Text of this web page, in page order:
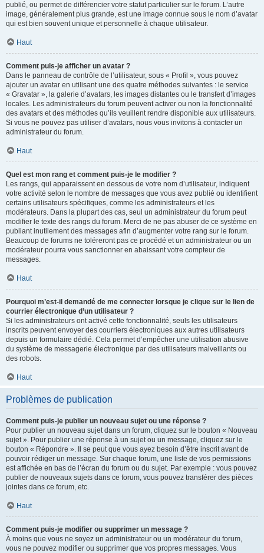
publié, ou permet de différencier votre statut particulier sur le forum. L’autre
image, généralement plus grande, est une image connue sous le nom d’avatar
qui est bien souvent unique et personnelle à chaque utilisateur.
Haut
Comment puis-je afficher un avatar ?
Dans le panneau de contrôle de l’utilisateur, sous « Profil », vous pouvez
ajouter un avatar en utilisant une des quatre méthodes suivantes : le service
« Gravatar », la galerie d’avatars, les images distantes ou le transfert d’images
locales. Les administrateurs du forum peuvent activer ou non la fonctionnalité
des avatars et des méthodes qu’ils veuillent rendre disponible aux utilisateurs.
Si vous ne pouvez pas utiliser d’avatars, nous vous invitons à contacter un
administrateur du forum.
Haut
Quel est mon rang et comment puis-je le modifier ?
Les rangs, qui apparaissent en dessous de votre nom d’utilisateur, indiquent
votre activité selon le nombre de messages que vous avez publié ou identifient
certains utilisateurs spécifiques, comme les administrateurs et les
modérateurs. Dans la plupart des cas, seul un administrateur du forum peut
modifier le texte des rangs du forum. Merci de ne pas abuser de ce système en
publiant inutilement des messages afin d’augmenter votre rang sur le forum.
Beaucoup de forums ne toléreront pas ce procédé et un administrateur ou un
modérateur pourra vous sanctionner en abaissant votre compteur de
messages.
Haut
Pourquoi m’est-il demandé de me connecter lorsque je clique sur le lien de
courrier électronique d’un utilisateur ?
Si les administrateurs ont activé cette fonctionnalité, seuls les utilisateurs
inscrits peuvent envoyer des courriers électroniques aux autres utilisateurs
depuis un formulaire dédié. Cela permet d’empêcher une utilisation abusive
du système de messagerie électronique par des utilisateurs malveillants ou
des robots.
Haut
Problèmes de publication
Comment puis-je publier un nouveau sujet ou une réponse ?
Pour publier un nouveau sujet dans un forum, cliquez sur le bouton « Nouveau
sujet ». Pour publier une réponse à un sujet ou un message, cliquez sur le
bouton « Répondre ». Il se peut que vous ayez besoin d’être inscrit avant de
pouvoir rédiger un message. Sur chaque forum, une liste de vos permissions
est affichée en bas de l’écran du forum ou du sujet. Par exemple : vous pouvez
publier de nouveaux sujets dans ce forum, vous pouvez transférer des pièces
jointes dans ce forum, etc.
Haut
Comment puis-je modifier ou supprimer un message ?
À moins que vous ne soyez un administrateur ou un modérateur du forum,
vous ne pouvez modifier ou supprimer que vos propres messages. Vous